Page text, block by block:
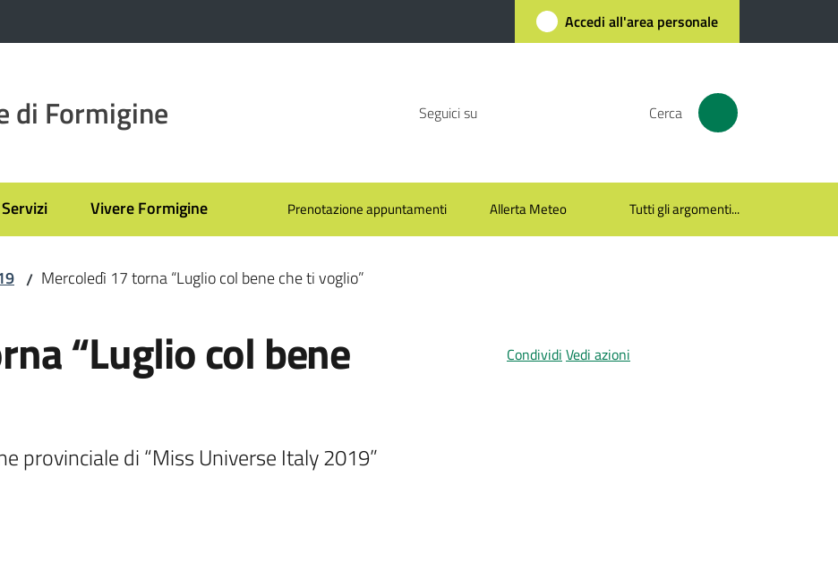
Accedi all'area personale
di Formigine Seguici su Cerca
Servizi Vivere Formigine Prenotazione appuntamenti Allerta Meteo Tutti gli argomenti...
/ Mercoledì 17 torna “Luglio col bene che ti voglio”
“Luglio col bene
provinciale di “Miss Universe Italy 2019”
Condividi Vedi azioni